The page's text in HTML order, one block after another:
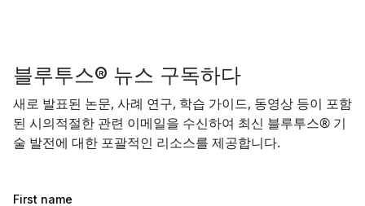
블루투스® 뉴스 구독하다
새로 발표된 논문, 사례 연구, 학습 가이드, 동영상 등이 포함
된 시의적절한 관련 이메일을 수신하여 최신 블루투스® 기
술 발전에 대한 포괄적인 리소스를 제공합니다.